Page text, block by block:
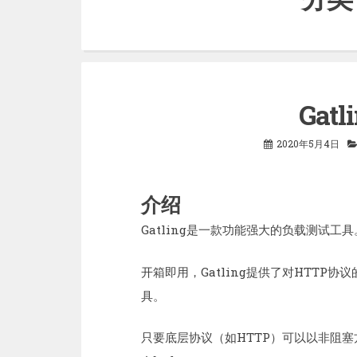
2020年5月4日
介绍
Gatling是一款功能强大的负载测试工具
开箱即用，Gatling提供了对HTTP协议
具。
只要底层协议（如HTTP）可以以非阻